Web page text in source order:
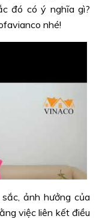
đó có ý nghĩa gì?
nhé!
ảnh hưởng của
việc liên kết điều